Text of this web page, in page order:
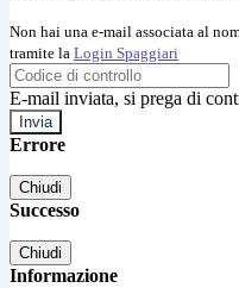
Non hai una e-mail associata al
tramite la Login Spaggiari
E-mail inviata, si prega di
Errore
Chiudi
Successo
Chiudi
Informazione